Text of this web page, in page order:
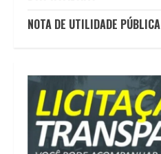
NOTA DE UTILIDADE PÚBLICA